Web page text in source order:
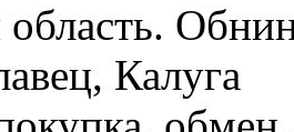
Калуга